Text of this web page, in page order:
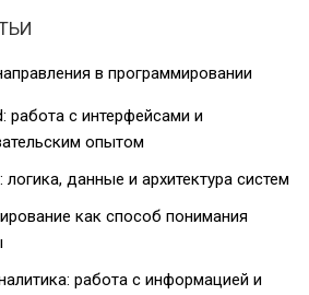
в программировании
работа с интерфейсами и
опытом
логика, данные и архитектура систем
как способ понимания
работа с информацией и